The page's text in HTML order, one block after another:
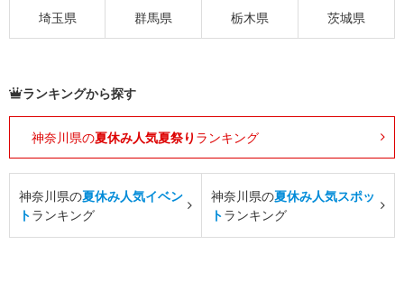
埼玉県 群馬県 栃木県 茨城県
ランキングから探す
神奈川県の夏休み人気夏祭り ランキング
神奈川県の夏休み人気イベン
トランキング
神奈川県の夏休み人気スポッ
トランキング